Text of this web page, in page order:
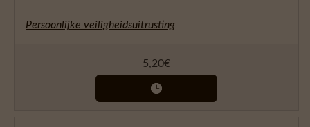
Persoonlijke veiligheidsuitrusting
5,20€